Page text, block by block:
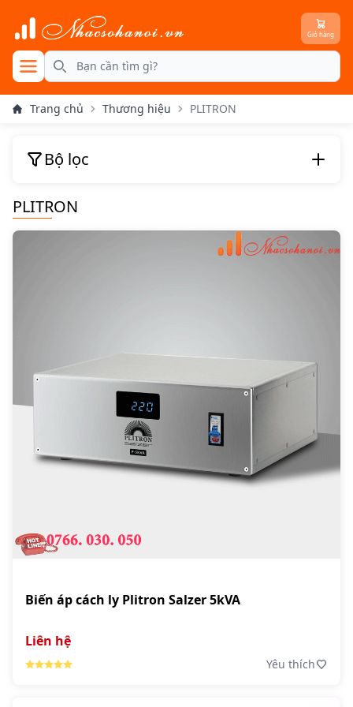
Search
Giỏ hàng
menu
Trang chủ Thương hiệu PLITRON
Bộ lọc
PLITRON
Biến áp cách ly Plitron Salzer 5kVA
Liên hệ
Yêu thích